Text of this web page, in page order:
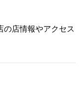
の店情報やアクセス